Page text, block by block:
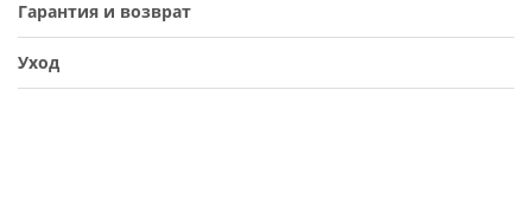
Гарантия и возврат
Уход